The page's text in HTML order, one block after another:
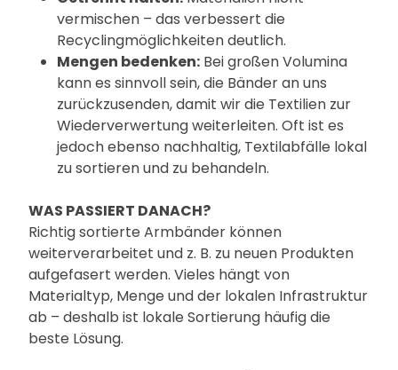
vermischen – das verbessert die
Recyclingmöglichkeiten deutlich.
Mengen bedenken: Bei großen Volumina
kann es sinnvoll sein, die Bänder an uns
zurückzusenden, damit wir die Textilien zur
Wiederverwertung weiterleiten. Oft ist es
jedoch ebenso nachhaltig, Textilabfälle lokal
zu sortieren und zu behandeln.
WAS PASSIERT DANACH?
Richtig sortierte Armbänder können
weiterverarbeitet und z. B. zu neuen Produkten
aufgefasert werden. Vieles hängt von
Materialtyp, Menge und der lokalen Infrastruktur
ab – deshalb ist lokale Sortierung häufig die
beste Lösung.